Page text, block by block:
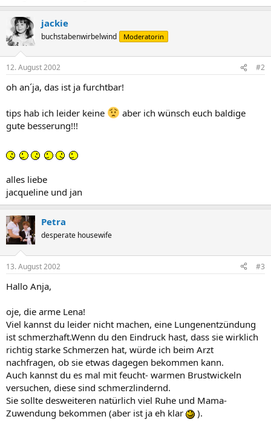
jackie
buchstabenwirbelwind Moderatorin
12. August 2002 #2
oh an´ja, das ist ja furchtbar!
tips hab ich leider keine
aber ich wünsch euch baldige
gute besserung!!!
alles liebe
jacqueline und jan
Petra
desperate housewife
13. August 2002 #3
Hallo Anja,
oje, die arme Lena!
Viel kannst du leider nicht machen, eine Lungenentzündung
ist schmerzhaft.Wenn du den Eindruck hast, dass sie wirklich
richtig starke Schmerzen hat, würde ich beim Arzt
nachfragen, ob sie etwas dagegen bekommen kann.
Auch kannst du es mal mit feucht- warmen Brustwickeln
versuchen, diese sind schmerzlindernd.
Sie sollte desweiteren natürlich viel Ruhe und Mama-
Zuwendung bekommen (aber ist ja eh klar
).